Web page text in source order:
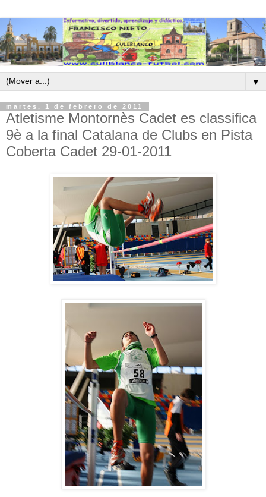
▼
martes, 1 de febrero de 2011
Atletisme Montornès Cadet es classifica
9è a la final Catalana de Clubs en Pista
Coberta Cadet 29-01-2011